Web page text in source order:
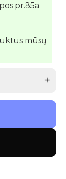
pr.85a,
mūsų
+